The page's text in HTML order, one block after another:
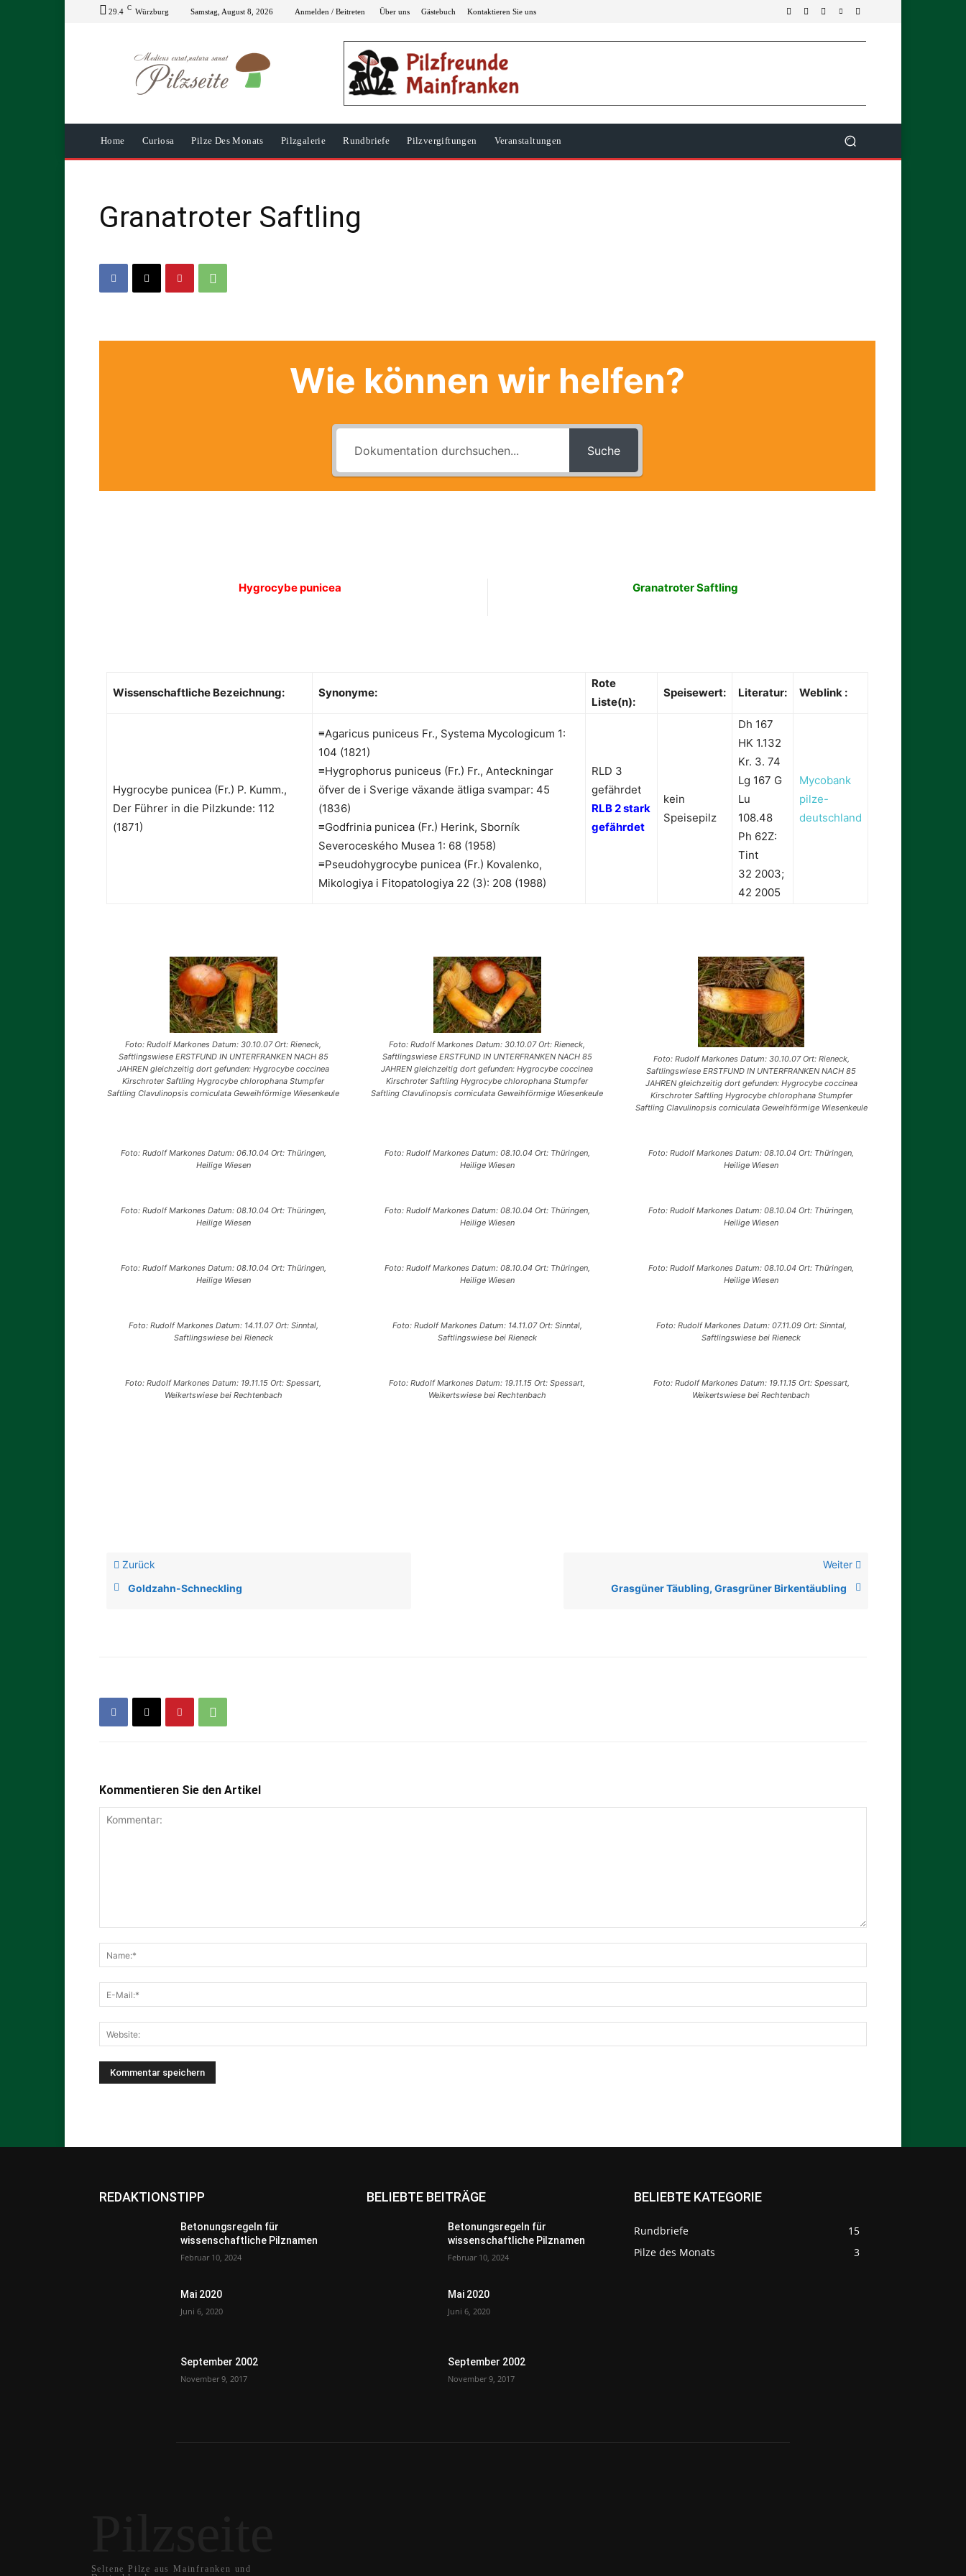
29.4 C Würzburg Samstag, August 8, 2026 Anmelden / Beitreten Über uns Gästebuch Kontaktieren Sie uns
Home Curiosa Pilze Des Monats Pilzgalerie Rundbriefe Pilzvergiftungen Veranstaltungen
Granatroter Saftling
Wie können wir helfen?
Suche
Hygrocybe punicea Granatroter Saftling
Wissenschaftliche Bezeichnung: Synonyme:
Rote
Liste(n):
Speisewert: Literatur: Weblink :
Hygrocybe punicea (Fr.) P. Kumm.,
Der Führer in die Pilzkunde: 112
(1871)
≡Agaricus puniceus Fr., Systema Mycologicum 1:
104 (1821)
≡Hygrophorus puniceus (Fr.) Fr., Anteckningar
öfver de i Sverige växande ätliga svampar: 45
(1836)
≡Godfrinia punicea (Fr.) Herink, Sborník
Severoceského Musea 1: 68 (1958)
≡Pseudohygrocybe punicea (Fr.) Kovalenko,
Mikologiya i Fitopatologiya 22 (3): 208 (1988)
RLD 3
gefährdet
RLB 2 stark
gefährdet
kein
Speisepilz
Dh 167
HK 1.132
Kr. 3. 74
Lg 167 G
Lu
108.48
Ph 62Z:
Tint
32 2003;
42 2005
Mycobank
pilze-
deutschland
Foto: Rudolf Markones Datum: 30.10.07 Ort: Rieneck,
Saftlingswiese ERSTFUND IN UNTERFRANKEN NACH 85
JAHREN gleichzeitig dort gefunden: Hygrocybe coccinea
Kirschroter Saftling Hygrocybe chlorophana Stumpfer
Saftling Clavulinopsis corniculata Geweihförmige Wiesenkeule
Foto: Rudolf Markones Datum: 30.10.07 Ort: Rieneck,
Saftlingswiese ERSTFUND IN UNTERFRANKEN NACH 85
JAHREN gleichzeitig dort gefunden: Hygrocybe coccinea
Kirschroter Saftling Hygrocybe chlorophana Stumpfer
Saftling Clavulinopsis corniculata Geweihförmige Wiesenkeule
Foto: Rudolf Markones Datum: 30.10.07 Ort: Rieneck,
Saftlingswiese ERSTFUND IN UNTERFRANKEN NACH 85
JAHREN gleichzeitig dort gefunden: Hygrocybe coccinea
Kirschroter Saftling Hygrocybe chlorophana Stumpfer
Saftling Clavulinopsis corniculata Geweihförmige Wiesenkeule
Foto: Rudolf Markones Datum: 06.10.04 Ort: Thüringen,
Heilige Wiesen
Foto: Rudolf Markones Datum: 08.10.04 Ort: Thüringen,
Heilige Wiesen
Foto: Rudolf Markones Datum: 08.10.04 Ort: Thüringen,
Heilige Wiesen
Foto: Rudolf Markones Datum: 08.10.04 Ort: Thüringen,
Heilige Wiesen
Foto: Rudolf Markones Datum: 08.10.04 Ort: Thüringen,
Heilige Wiesen
Foto: Rudolf Markones Datum: 08.10.04 Ort: Thüringen,
Heilige Wiesen
Foto: Rudolf Markones Datum: 08.10.04 Ort: Thüringen,
Heilige Wiesen
Foto: Rudolf Markones Datum: 08.10.04 Ort: Thüringen,
Heilige Wiesen
Foto: Rudolf Markones Datum: 08.10.04 Ort: Thüringen,
Heilige Wiesen
Foto: Rudolf Markones Datum: 14.11.07 Ort: Sinntal,
Saftlingswiese bei Rieneck
Foto: Rudolf Markones Datum: 14.11.07 Ort: Sinntal,
Saftlingswiese bei Rieneck
Foto: Rudolf Markones Datum: 07.11.09 Ort: Sinntal,
Saftlingswiese bei Rieneck
Foto: Rudolf Markones Datum: 19.11.15 Ort: Spessart,
Weikertswiese bei Rechtenbach
Foto: Rudolf Markones Datum: 19.11.15 Ort: Spessart,
Weikertswiese bei Rechtenbach
Foto: Rudolf Markones Datum: 19.11.15 Ort: Spessart,
Weikertswiese bei Rechtenbach
Zurück
Goldzahn-Schneckling
Weiter
Grasgüner Täubling, Grasgrüner Birkentäubling
Kommentieren Sie den Artikel
REDAKTIONSTIPP
Betonungsregeln für
wissenschaftliche Pilznamen
Februar 10, 2024
Mai 2020
Juni 6, 2020
September 2002
November 9, 2017
BELIEBTE BEITRÄGE
Betonungsregeln für
wissenschaftliche Pilznamen
Februar 10, 2024
Mai 2020
Juni 6, 2020
September 2002
November 9, 2017
BELIEBTE KATEGORIE
Rundbriefe
15
Pilze des Monats
3
Seltene Pilze aus Mainfranken und